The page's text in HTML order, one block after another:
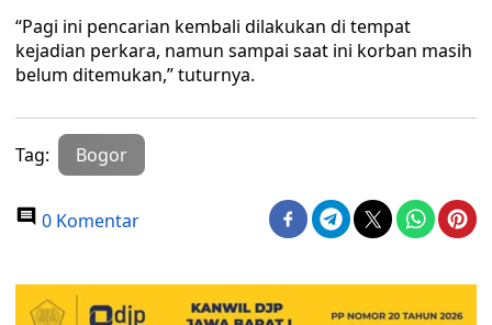
“Pagi ini pencarian kembali dilakukan di tempat
kejadian perkara, namun sampai saat ini korban masih
belum ditemukan,” tuturnya.
Tag: Bogor
0 Komentar